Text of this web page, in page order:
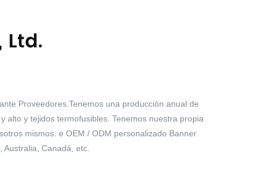
Proveedores .Tenemos una producción anual de
alto y tejidos termofusibles. Tenemos nuestra propia
mismos. e OEM / ODM personalizado Banner
Canadá, etc.